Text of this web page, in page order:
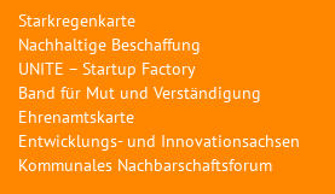
Starkregenkarte
Nachhaltige Beschaffung
UNITE – Startup Factory
Band für Mut und Verständigung
Ehrenamtskarte
Entwicklungs- und Innovationsachsen
Kommunales Nachbarschaftsforum